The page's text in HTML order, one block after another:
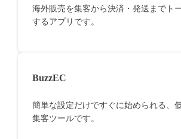
海外販売を集客から決済・発送までト
するアプリです。
BuzzEC
簡単な設定だけですぐに始められる、
集客ツールです。